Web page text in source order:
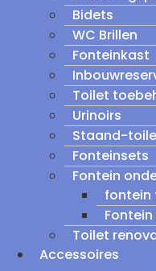
Bidets
WC Brillen
Fonteinkast
Toilet
Urinoirs
Staand-
Fonteinsets
Fontein
fontein
Toilet
Accessoires